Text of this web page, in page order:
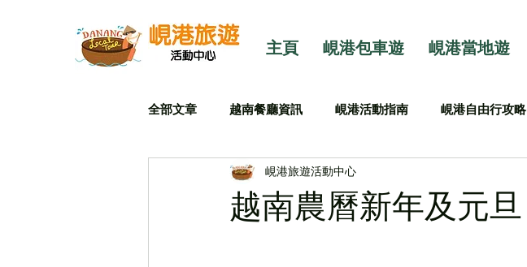
主頁 峴港包車遊 峴港當地遊
全部文章 越南餐廳資訊 峴港活動指南 峴港自由行攻略
越南農曆新年及元旦
峴港旅遊活動中心